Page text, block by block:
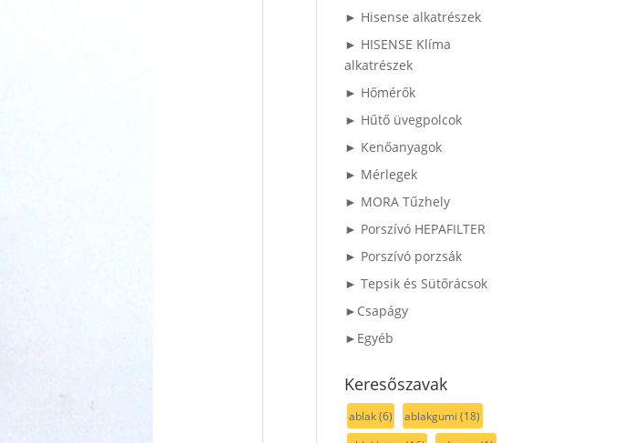
► Hisense alkatrészek
► HISENSE Klíma
alkatrészek
► Hőmérők
► Hűtő üvegpolcok
► Kenőanyagok
► Mérlegek
► MORA Tűzhely
► Porszívó HEPAFILTER
► Porszívó porzsák
► Tepsik és Sütőrácsok
►Csapágy
►Egyéb
Keresőszavak
ablak(6) ablakgumi (18)